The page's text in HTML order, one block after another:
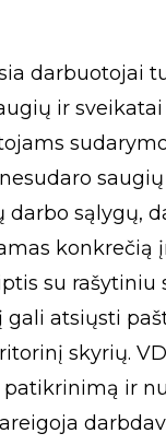
darbuotojai
ir
darbo sąlygų,
konkrečią
su rašytiniu
gali atsiųsti
skyrių.
ir